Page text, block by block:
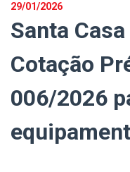
29/01/2026
Santa
Cotação
006/2026